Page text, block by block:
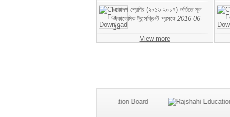
একাদশ শ্রেণির (২০১৬-২০১৭) ভর্তিতে মূল
একাডেমিক ট্রান্সক্রিপ্ট প্রসঙ্গে 2016-06-
14
View more